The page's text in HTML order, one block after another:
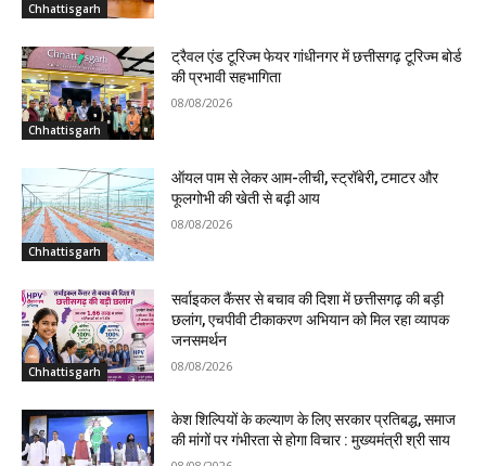
Chhattisgarh
Chhattisgarh
ट्रैवल एंड टूरिज्म फेयर गांधीनगर में छत्तीसगढ़ टूरिज्म बोर्ड
की प्रभावी सहभागिता
08/08/2026
Chhattisgarh
ऑयल पाम से लेकर आम-लीची, स्ट्रॉबेरी, टमाटर और
फूलगोभी की खेती से बढ़ी आय
08/08/2026
Chhattisgarh
सर्वाइकल कैंसर से बचाव की दिशा में छत्तीसगढ़ की बड़ी
छलांग, एचपीवी टीकाकरण अभियान को मिल रहा व्यापक
जनसमर्थन
08/08/2026
केश शिल्पियों के कल्याण के लिए सरकार प्रतिबद्ध, समाज
की मांगों पर गंभीरता से होगा विचार : मुख्यमंत्री श्री साय